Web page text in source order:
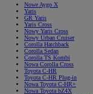
Nowe Aygo X
Yaris
GR Yaris
Yaris Cross
Nowy Yaris Cross
Nowy Urban Cruiser
Corolla Hatchback
Corolla Sedan
Corolla TS Kombi
Nowa Corolla Cross
Toyota C-HR
Toyota C-HR Plug-in
Nowa Toyota C-HR+
Nowa Toyota bZ4X